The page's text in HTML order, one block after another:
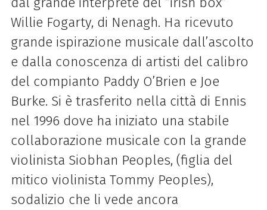
Willie Fogarty, di Nenagh. Ha ricevuto
grande ispirazione musicale dall’ascolto
e dalla conoscenza di artisti del calibro
del compianto Paddy O’Brien e Joe
Burke. Si è trasferito nella città di Ennis
nel 1996 dove ha iniziato una stabile
collaborazione musicale con la grande
violinista Siobhan Peoples, (figlia del
mitico violinista Tommy Peoples),
sodalizio che li vede ancora